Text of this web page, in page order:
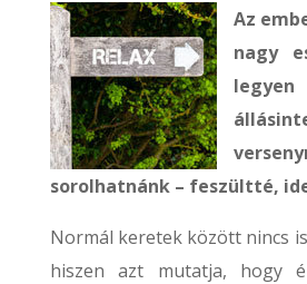
Az
nagy
sorolhatnánk – feszültté,
Normál keretek között nincs
hiszen azt mutatja, hogy